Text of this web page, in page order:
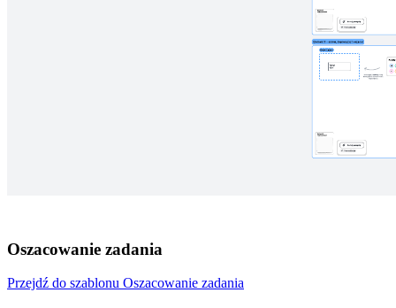
Oszacowanie zadania
Przejdź do szablonu Oszacowanie zadania